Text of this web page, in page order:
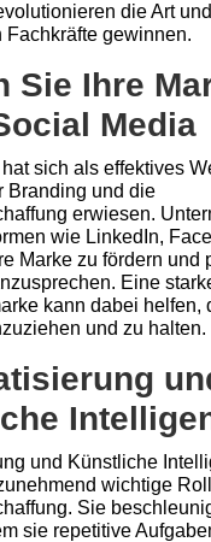
die Art
Fachkräfte gewinnen.
Sie Ihre
Media
sich als effektives
Branding und die
erwiesen.
wie LinkedIn,
Marke zu fördern und
Eine
kann dabei helfen,
und zu halten.
und Künstliche
wichtige
Sie
sie repetitive